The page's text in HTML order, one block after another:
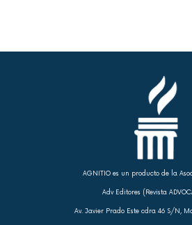
AGNITIO es un producto de la
Adv Editores (Revista
Av. Javier Prado Este cdra 46 S/N,